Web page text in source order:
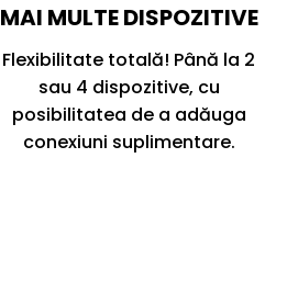
MAI MULTE DISPOZITIVE
Flexibilitate totală! Până la 2
sau 4 dispozitive, cu
posibilitatea de a adăuga
conexiuni suplimentare.